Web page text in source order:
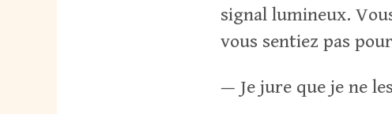
signal lumineux.
vous sentiez pas
— Je jure que je ne